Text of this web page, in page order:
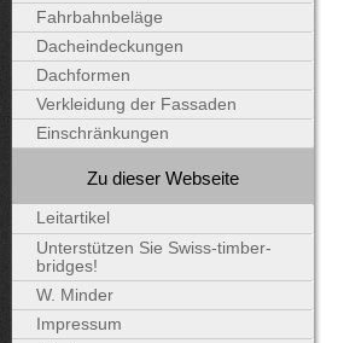
Fahrbahnbeläge
Dacheindeckungen
Dachformen
Verkleidung der Fassaden
Einschränkungen
Zu dieser Webseite
Leitartikel
Unterstützen Sie Swiss-timber-
bridges!
W. Minder
Impressum